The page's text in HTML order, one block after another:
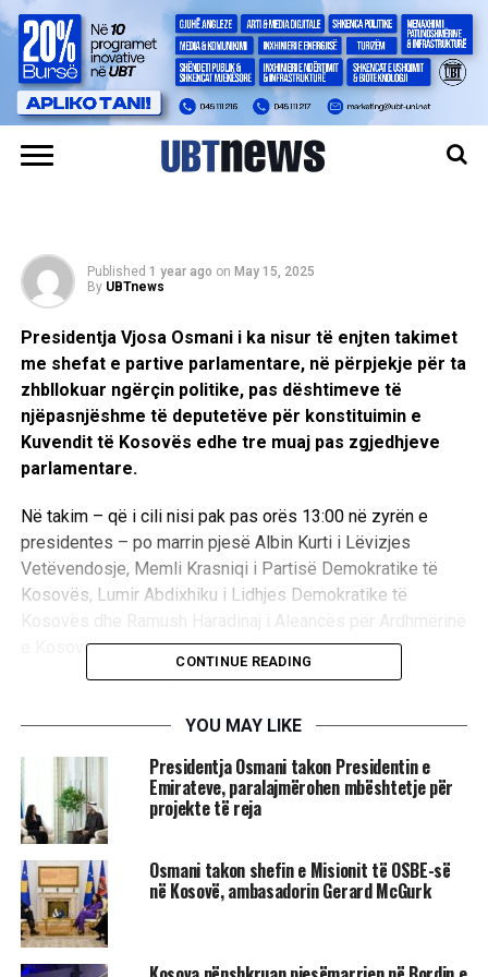
LAJMET
Osmani takon partitë
parlamentare në përpjekje
për ta zhbllokuar ngërçin
Published 1 year ago on May 15, 2025
By UBTnews
Presidentja Vjosa Osmani i ka nisur të enjten takimet
me shefat e partive parlamentare, në përpjekje për ta
zhbllokuar ngërçin politike, pas dështimeve të
njëpasnjëshme të deputetëve për konstituimin e
Kuvendit të Kosovës edhe tre muaj pas zgjedhjeve
parlamentare.
Në takim – që i cili nisi pak pas orës 13:00 në zyrën e
presidentes – po marrin pjesë Albin Kurti i Lëvizjes
Vetëvendosje, Memli Krasniqi i Partisë Demokratike të
Kosovës, Lumir Abdixhiku i Lidhjes Demokratike të
Kosovës dhe Ramush Haradinaj i Aleancës për Ardhmërinë
e Kosovës.
zhvillojë bisedime me pakicat në orën 15:00.
Takimi vjen në ditën kur deputetët nuk arritën ta
konstituojnë Kuvendin as në tentimin e gjashtëmbëdhjetë
– pikërisht një muaj pasi filluan përpjekjet – për shkak të
ndarjeve politike. Konstituimi i Kuvendit është i
domosdoshëm për të hapur rrugë për formimin e Qeverisë
së re.
Partia fituese, Lëvizja Vetëvendosje, nuk po arrin t’i
CONTINUE READING
YOU MAY LIKE
Presidentja Osmani takon Presidentin e
Emirateve, paralajmërohen mbështetje për
projekte të reja
Osmani takon shefin e Misionit të OSBE-së
në Kosovë, ambasadorin Gerard McGurk